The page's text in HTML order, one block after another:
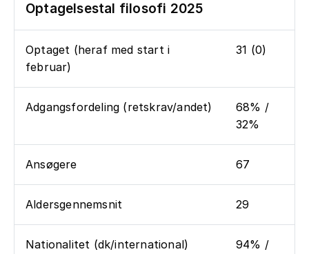
Optagelsestal filosofi 2025
Optaget (heraf med start i
februar)
31 (0)
Adgangsfordeling (retskrav/andet)
68% /
32%
Ansøgere 67
Aldersgennemsnit 29
Nationalitet (dk/international)
94% /